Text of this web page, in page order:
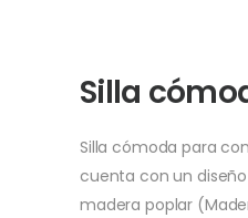
Silla
Silla cómoda para
cuenta con un
madera poplar